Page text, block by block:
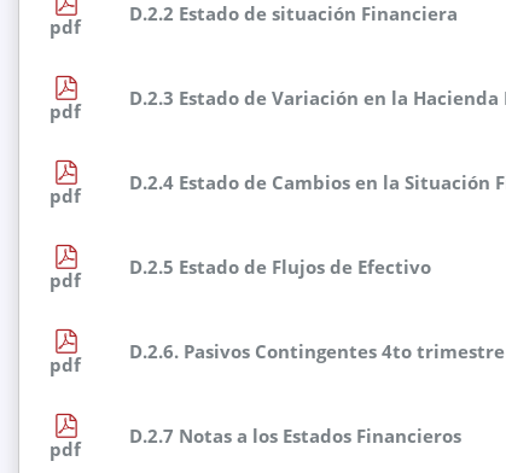
pdf
D.2.2 Estado de situación Financiera
pdf
D.2.3 Estado de Variación en la Hacienda
pdf
D.2.4 Estado de Cambios en la Situación
pdf
D.2.5 Estado de Flujos de Efectivo
pdf
D.2.6. Pasivos Contingentes 4to
pdf
D.2.7 Notas a los Estados Financieros